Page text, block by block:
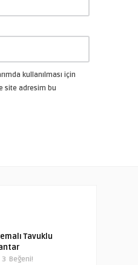
kullanılması için
site adresim bu
Tavuklu
3 Beğeni!